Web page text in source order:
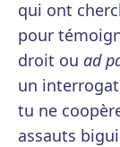
qui ont
pour
droit ou ad
un
tu ne
assauts